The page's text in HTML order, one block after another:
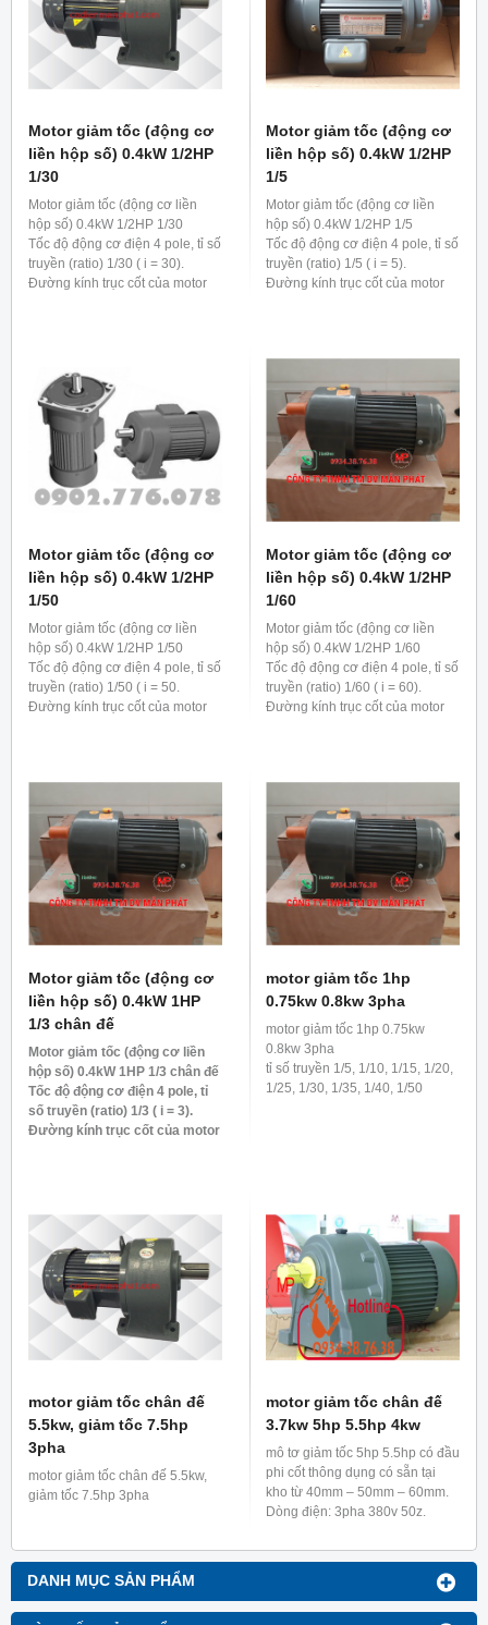
DANH MỤC SẢN PHẨM
Motor giảm tốc (động cơ
liền hộp số) 0.4kW 1/2HP
1/30
Motor giảm tốc (động cơ liền
hộp số) 0.4kW 1/2HP 1/30
Tốc độ động cơ điện 4 pole, tỉ số
truyền (ratio) 1/30 ( i = 30).
Đường kính trục cốt của motor
Motor giảm tốc (động cơ
liền hộp số) 0.4kW 1/2HP
1/5
Motor giảm tốc (động cơ liền
hộp số) 0.4kW 1/2HP 1/5
Tốc độ động cơ điện 4 pole, tỉ số
truyền (ratio) 1/5 ( i = 5).
Đường kính trục cốt của motor
Motor giảm tốc (động cơ
liền hộp số) 0.4kW 1/2HP
1/50
Motor giảm tốc (động cơ liền
hộp số) 0.4kW 1/2HP 1/50
Tốc độ động cơ điện 4 pole, tỉ số
truyền (ratio) 1/50 ( i = 50.
Đường kính trục cốt của motor
Motor giảm tốc (động cơ
liền hộp số) 0.4kW 1/2HP
1/60
Motor giảm tốc (động cơ liền
hộp số) 0.4kW 1/2HP 1/60
Tốc độ động cơ điện 4 pole, tỉ số
truyền (ratio) 1/60 ( i = 60).
Đường kính trục cốt của motor
Motor giảm tốc (động cơ
liền hộp số) 0.4kW 1HP
1/3 chân đế
Motor giảm tốc (động cơ liền
hộp số) 0.4kW 1HP 1/3 chân đế
Tốc độ động cơ điện 4 pole, tỉ
số truyền (ratio) 1/3 ( i = 3).
Đường kính trục cốt của motor
motor giảm tốc 1hp
0.75kw 0.8kw 3pha
motor giảm tốc 1hp 0.75kw
0.8kw 3pha
tỉ số truyền 1/5, 1/10, 1/15, 1/20,
1/25, 1/30, 1/35, 1/40, 1/50
motor giảm tốc chân đế
5.5kw, giảm tốc 7.5hp
3pha
motor giảm tốc chân đế 5.5kw,
giảm tốc 7.5hp 3pha
motor giảm tốc chân đế
3.7kw 5hp 5.5hp 4kw
mô tơ giảm tốc 5hp 5.5hp có đầu
phi cốt thông dụng có sẵn tại
kho từ 40mm – 50mm – 60mm.
Dòng điện: 3pha 380v 50z.